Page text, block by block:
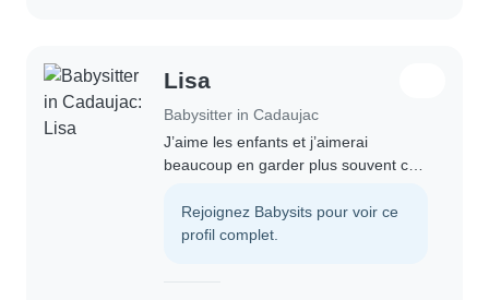
Lisa
Babysitter in Cadaujac
J’aime les enfants et j’aimerai
beaucoup en garder plus souvent car
métier. Je suis extrêmement patiente
et j’adore jouer avec eux tout en
Rejoignez Babysits pour voir ce
profil complet.